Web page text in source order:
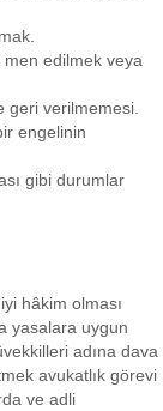
men edilmek veya
geri verilmemesi.
engelinin
gibi durumlar
hâkim olması
yasalara uygun
adına dava
avukatlık görevi
ve adli